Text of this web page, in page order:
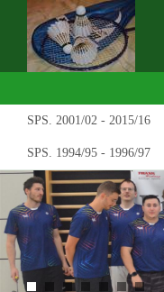
SPS. 2001/02 - 2015/16
SPS. 1994/95 - 1996/97